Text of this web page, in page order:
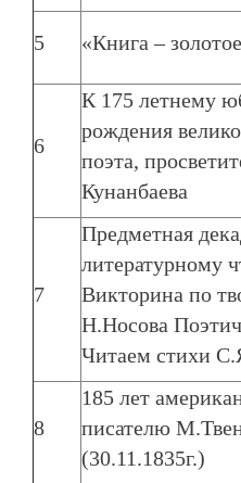
5 «Книга –
6
К 175 летнему
рождения
поэта,
Кунанбаева
7
Предметная
литературному
Викторина по
Н.Носова
Читаем стихи
8
185 лет
писателю
(30.11.1835г.)